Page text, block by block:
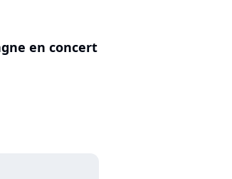
en concert